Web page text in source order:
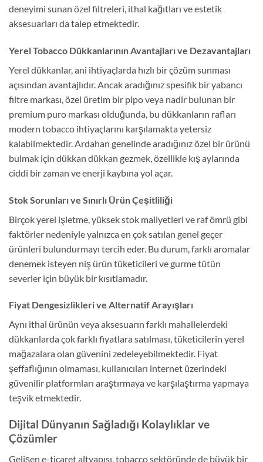
deneyimi sunan özel filtreleri, ithal kağıtları ve estetik
aksesuarları da talep etmektedir.
Yerel Tobacco Dükkanlarının Avantajları ve Dezavantajları
Yerel dükkanlar, ani ihtiyaçlarda hızlı bir çözüm sunması
açısından avantajlıdır. Ancak aradığınız spesifik bir yabancı
filtre markası, özel üretim bir pipo veya nadir bulunan bir
premium puro markası olduğunda, bu dükkanların rafları
modern tobacco ihtiyaçlarını karşılamakta yetersiz
kalabilmektedir. Ardahan genelinde aradığınız özel bir ürünü
bulmak için dükkan dükkan gezmek, özellikle kış aylarında
ciddi bir zaman ve enerji kaybına yol açar.
Stok Sorunları ve Sınırlı Ürün Çeşitliliği
Birçok yerel işletme, yüksek stok maliyetleri ve raf ömrü gibi
faktörler nedeniyle yalnızca en çok satılan genel geçer
ürünleri bulundurmayı tercih eder. Bu durum, farklı aromalar
denemek isteyen niş ürün tüketicileri ve gurme tütün
severler için büyük bir kısıtlamadır.
Fiyat Dengesizlikleri ve Alternatif Arayışları
Aynı ithal ürünün veya aksesuarın farklı mahallelerdeki
dükkanlarda çok farklı fiyatlara satılması, tüketicilerin yerel
mağazalara olan güvenini zedeleyebilmektedir. Fiyat
şeffaflığının olmaması, kullanıcıları internet üzerindeki
güvenilir platformları araştırmaya ve karşılaştırma yapmaya
teşvik etmektedir.
Dijital Dünyanın Sağladığı Kolaylıklar ve
Çözümler
Gelişen e-ticaret altyapısı, tobacco sektöründe de büyük bir